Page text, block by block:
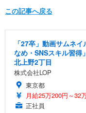
この記事へ戻る
「27卒」動画サムネ
なめ・SNSスキル習得
北上野2丁目
株式会社LOP
東京都
月給25万200円～32
正社員